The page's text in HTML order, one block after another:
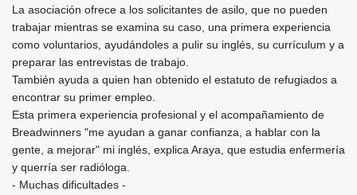
La asociación ofrece a los solicitantes de asilo, que no pueden
trabajar mientras se examina su caso, una primera experiencia
como voluntarios, ayudándoles a pulir su inglés, su currículum y a
preparar las entrevistas de trabajo.
También ayuda a quien han obtenido el estatuto de refugiados a
encontrar su primer empleo.
Esta primera experiencia profesional y el acompañamiento de
Breadwinners "me ayudan a ganar confianza, a hablar con la
gente, a mejorar" mi inglés, explica Araya, que estudia enfermería
y querría ser radióloga.
- Muchas dificultades -